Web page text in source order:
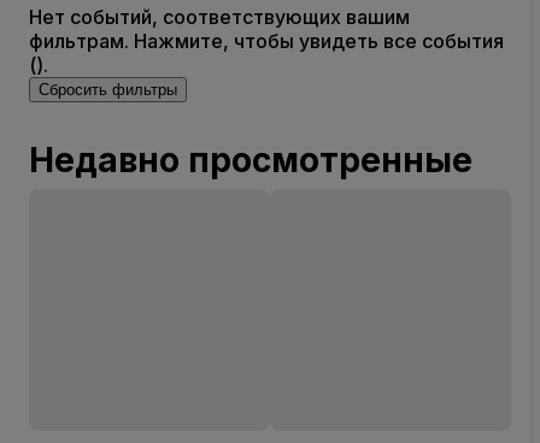
Нет событий, соответствующих вашим
фильтрам. Нажмите, чтобы увидеть все события
().
Сбросить фильтры
Недавно просмотренные